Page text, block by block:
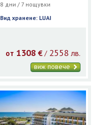
8 дни / 7 нощувки
Вид хранене: LUAI
от 1308 € / 2558 лв.
виж повече